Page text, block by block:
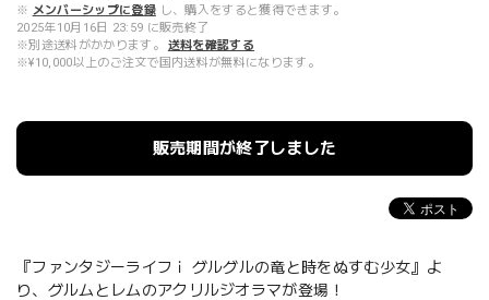
※ メンバーシップに登録 し、購入をすると獲得できます。
2025年10月16日 23:59 に販売終了
※別途送料がかかります。
送料を確認する
※¥10,000以上のご注文で国内送料が無料になります。
販売期間が終了しました
『ファンタジーライフｉ グルグルの竜と時をぬすむ少女』よ
り、グルムとレムのアクリルジオラマが登場！